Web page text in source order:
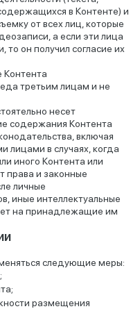
в Контенте) и
от всех лиц, которые
а если эти лица
он получил согласие их
Контента
третьим лицам и не
несет
содержания Контента
включая
лицами в случаях, когда
иного Контента или
права и законные
личные
иные интеллектуальные
на принадлежащие им
следующие меры:
размещения